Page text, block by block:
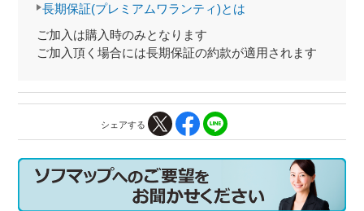
長期保証(プレミアムワランティ)とは
ご加入は購入時のみとなります
ご加入頂く場合には長期保証の約款が適用されます
シェアする